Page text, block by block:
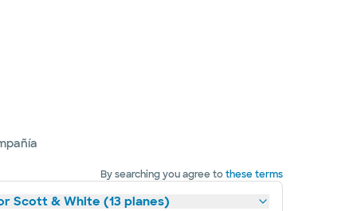
By searching you agree tothese terms
Scott & White (13 planes)